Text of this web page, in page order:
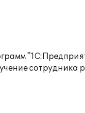
сотрудника